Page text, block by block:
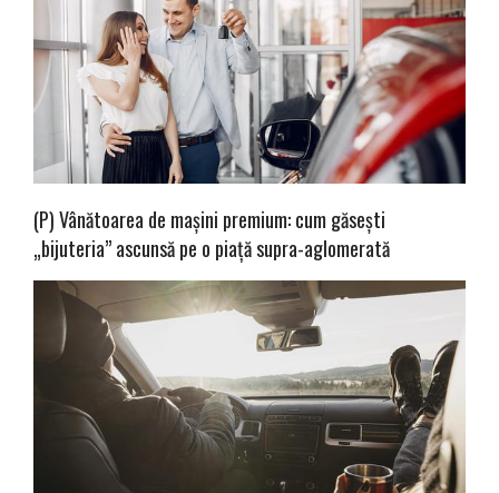
(P) Vânătoarea de mașini premium: cum găsești
„bijuteria” ascunsă pe o piață supra-aglomerată